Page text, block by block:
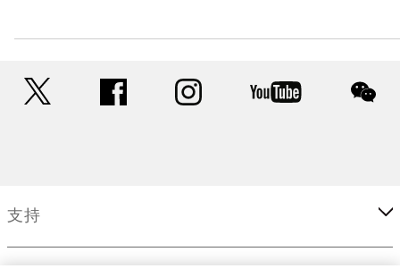
facebook instagram youtube
支持